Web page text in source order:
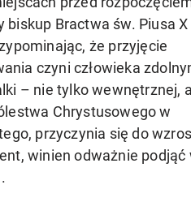
Bractwa św. Piusa X
że przyjęcie
czyni człowieka
– nie tylko wewnętrznej,
Chrystusowego w
przyczynia się do
winien odważnie podjąć